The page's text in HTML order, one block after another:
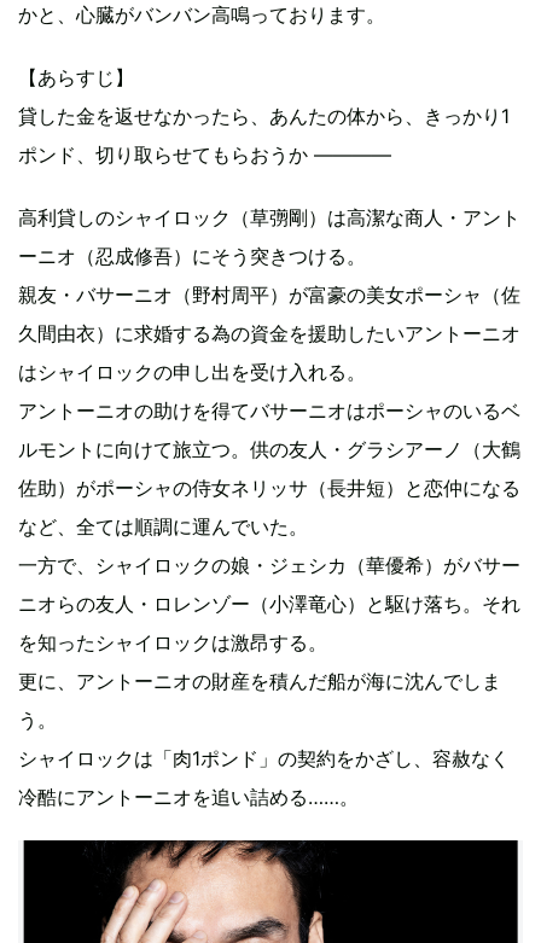
かと、心臓がバンバン高鳴っております。
【あらすじ】
貸した金を返せなかったら、あんたの体から、きっかり1
ポンド、切り取らせてもらおうか ――――
高利貸しのシャイロック（草彅剛）は高潔な商人・アント
ーニオ（忍成修吾）にそう突きつける。
親友・バサーニオ（野村周平）が富豪の美女ポーシャ（佐
久間由衣）に求婚する為の資金を援助したいアントーニオ
はシャイロックの申し出を受け入れる。
アントーニオの助けを得てバサーニオはポーシャのいるベ
ルモントに向けて旅立つ。供の友人・グラシアーノ（大鶴
佐助）がポーシャの侍女ネリッサ（長井短）と恋仲になる
など、全ては順調に運んでいた。
一方で、シャイロックの娘・ジェシカ（華優希）がバサー
ニオらの友人・ロレンゾー（小澤竜心）と駆け落ち。それ
を知ったシャイロックは激昂する。
更に、アントーニオの財産を積んだ船が海に沈んでしま
う。
シャイロックは「肉1ポンド」の契約をかざし、容赦なく
冷酷にアントーニオを追い詰める……。